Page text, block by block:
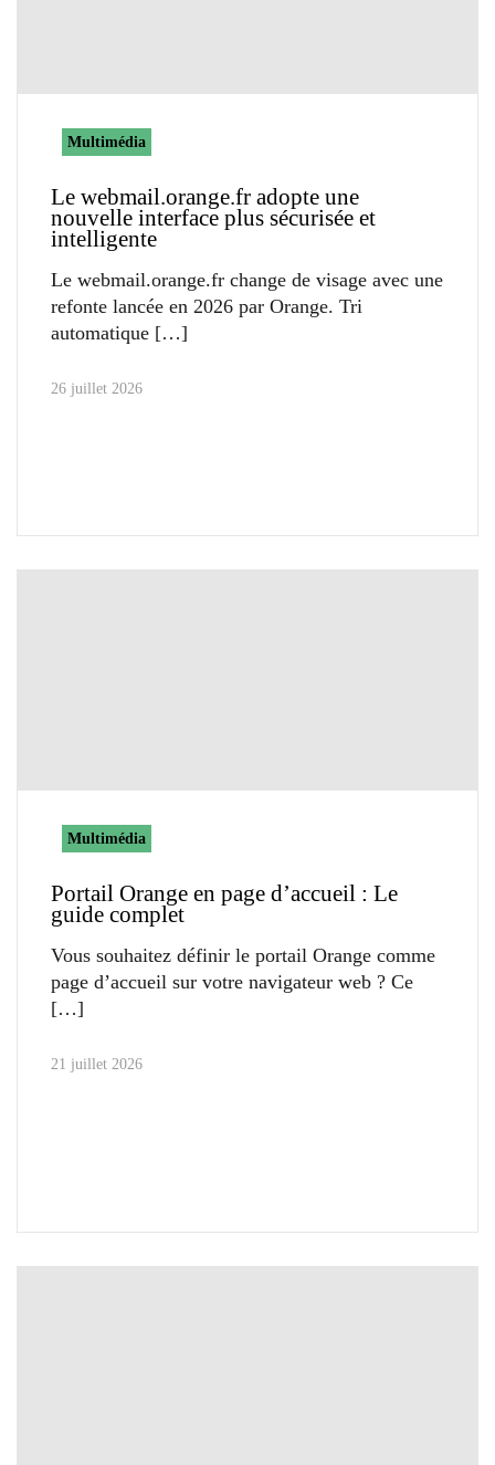
Multimédia
Le webmail.orange.fr adopte une
nouvelle interface plus sécurisée et
intelligente
Le webmail.orange.fr change de visage avec une
refonte lancée en 2026 par Orange. Tri
automatique
26 juillet 2026
Multimédia
Portail Orange en page d’accueil : Le
guide complet
Vous souhaitez définir le portail Orange comme
page d’accueil sur votre navigateur web ? Ce
21 juillet 2026